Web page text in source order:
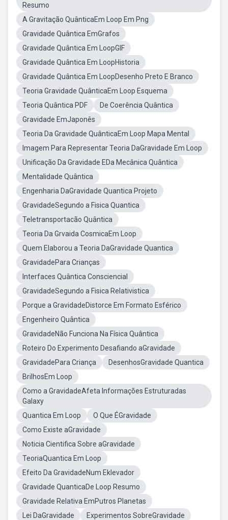
Resumo
A Gravitação QuânticaEm Loop Em Png
Gravidade Quântica EmGrafos
Gravidade Quântica Em LoopGIF
Gravidade Quântica Em LoopHistoria
Gravidade Quântica Em LoopDesenho Preto E Branco
Teoria Gravidade QuânticaEm Loop Esquema
Teoria Quântica PDF
De Coerência Quântica
Gravidade EmJaponês
Teoria Da Gravidade QuânticaEm Loop Mapa Mental
Imagem Para Representar Teoria DaGravidade Em Loop
Unificação Da Gravidade EDa Mecânica Quântica
Mentalidade Quântica
Engenharia DaGravidade Quantica Projeto
GravidadeSegundo a Fisica Quantica
Teletransportacão Quântica
Teoria Da Grvaida CosmicaEm Loop
Quem Elaborou a Teoria DaGravidade Quantica
GravidadePara Crianças
Interfaces Quântica Consciencial
GravidadeSegundo a Fisica Relativistica
Porque a GravidadeDistorce Em Formato Esférico
Engenheiro Quântica
GravidadeNão Funciona Na Física Quântica
Roteiro Do Experimento Desafiando aGravidade
GravidadePara Criança
DesenhosGravidade Quantica
BrilhosEm Loop
Como a GravidadeAfeta Informações Estruturadas
Galaxy
Quantica Em Loop
O Que ÉGravidade
Como Existe aGravidade
Noticia Cientifica Sobre aGravidade
TeoriaQuantica Em Loop
Efeito Da GravidadeNum Eklevador
Gravidade QuanticaDe Loop Resumo
Gravidade Relativa EmPutros Planetas
Lei DaGravidade
Experimentos SobreGravidade